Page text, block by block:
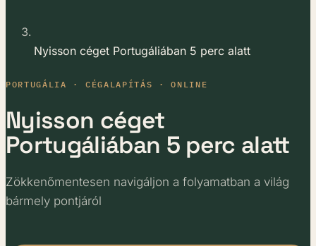
Nyisson céget Portugáliában 5 perc alatt
PORTUGÁLIA · CÉGALAPÍTÁS · ONLINE
Nyisson céget
Portugáliában 5 perc alatt
Zökkenőmentesen navigáljon a folyamatban a világ
bármely pontjáról